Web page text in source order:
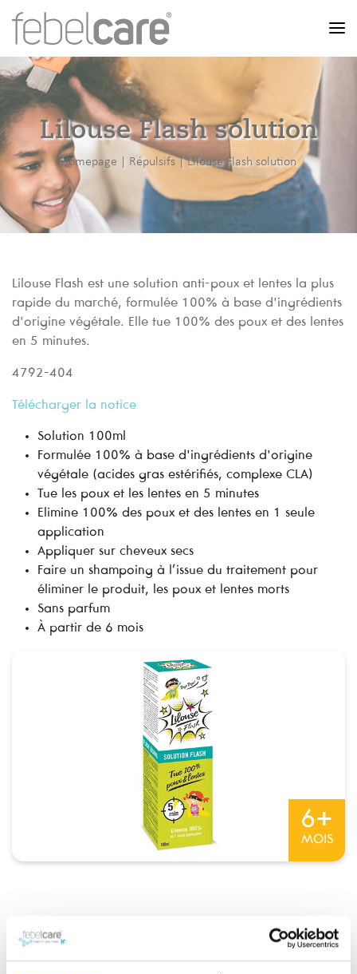
Lilouse Flash solution
Homepage | Répulsifs|Lilouse Flash solution
Lilouse Flash est une solution anti-poux et lentes la plus
rapide du marché, formulée 100% à base d'ingrédients
d'origine végétale. Elle tue 100% des poux et des lentes
en 5 minutes.
4792-404
Télécharger la notice
Solution 100ml
Formulée 100% à base d'ingrédients d'origine
végétale (acides gras estérifiés, complexe CLA)
Tue les poux et les lentes en 5 minutes
Elimine 100% des poux et des lentes en 1 seule
application
Appliquer sur cheveux secs
Faire un shampoing à l’issue du traitement pour
éliminer le produit, les poux et lentes morts
Sans parfum
À partir de 6 mois
6+
MOIS